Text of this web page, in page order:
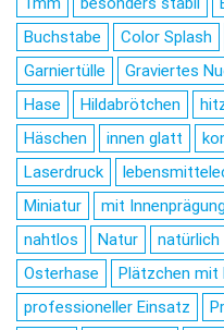
Buchstabe
Color Splash
Garniertülle
Graviertes
Hase
Hildabrötchen
Häschen
innen glatt
Laserdruck
Miniatur
mit Innenprägung
nahtlos
Natur natürlich
Osterhase
Plätzchen mit
professioneller Einsatz